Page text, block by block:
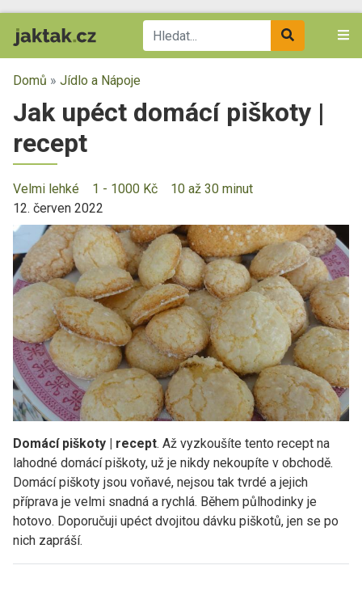
Domů » Jídlo a Nápoje
Jak upéct domácí piškoty |
recept
Velmi lehké 1 - 1000 Kč
10 až 30 minut
12. červen 2022
Domácí piškoty | recept. Až vyzkoušíte tento recept na
lahodné domácí piškoty, už je nikdy nekoupíte v obchodě.
Domácí piškoty jsou voňavé, nejsou tak tvrdé a jejich
příprava je velmi snadná a rychlá. Během půlhodinky je
hotovo. Doporučuji upéct dvojitou dávku piškotů, jen se po
nich zapráší.